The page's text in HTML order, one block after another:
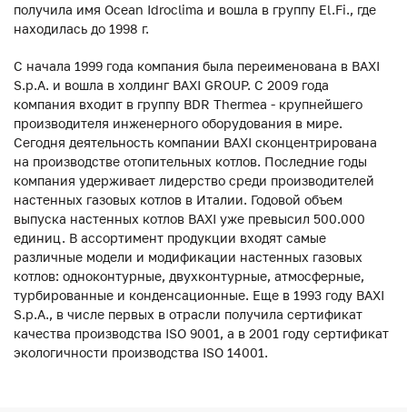
получила имя Ocean Idroclima и вошла в группу El.Fi., где
находилась до 1998 г.
С начала 1999 года компания была переименована в BAXI
S.p.A. и вошла в холдинг BAXI GROUP. С 2009 года
компания входит в группу BDR Thermea - крупнейшего
производителя инженерного оборудования в мире.
Сегодня деятельность компании BAXI сконцентрирована
на производстве отопительных котлов. Последние годы
компания удерживает лидерство среди производителей
настенных газовых котлов в Италии. Годовой объем
выпуска настенных котлов BAXI уже превысил 500.000
единиц. В ассортимент продукции входят самые
различные модели и модификации настенных газовых
котлов: одноконтурные, двухконтурные, атмосферные,
турбированные и конденсационные. Еще в 1993 году BAXI
S.p.A., в числе первых в отрасли получила сертификат
качества производства ISO 9001, а в 2001 году сертификат
экологичности производства ISO 14001.